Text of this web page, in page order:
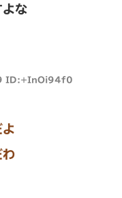
よな
ID:+InOi94f0
よ
わ